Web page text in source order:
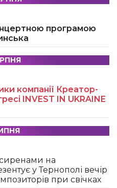
програмою
компанії Креатор-
INVEST IN UKRAINE
на
у Тернополі вечір
при свічках